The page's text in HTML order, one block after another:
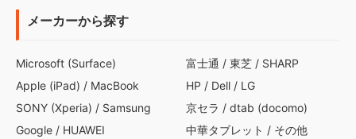
メーカーから探す
Microsoft (Surface)
Apple (iPad) / MacBook
SONY (Xperia) / Samsung
Google / HUAWEI
富士通 / 東芝 / SHARP
HP / Dell / LG
京セラ / dtab (docomo)
中華タブレット / その他